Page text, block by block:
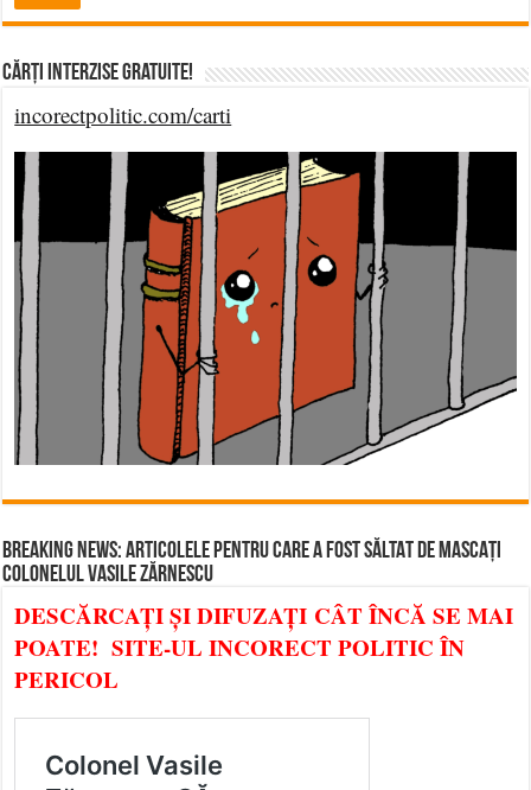
Cărți Interzise Gratuite!
incorectpolitic.com/carti
BREAKING NEWS: ARTICOLELE PENTRU CARE A FOST SĂLTAT DE MASCAȚI
COLONELUL VASILE ZĂRNESCU
DESCĂRCAȚI ȘI DIFUZAȚI CÂT ÎNCĂ SE MAI
POATE! SITE-UL INCORECT POLITIC ÎN
PERICOL